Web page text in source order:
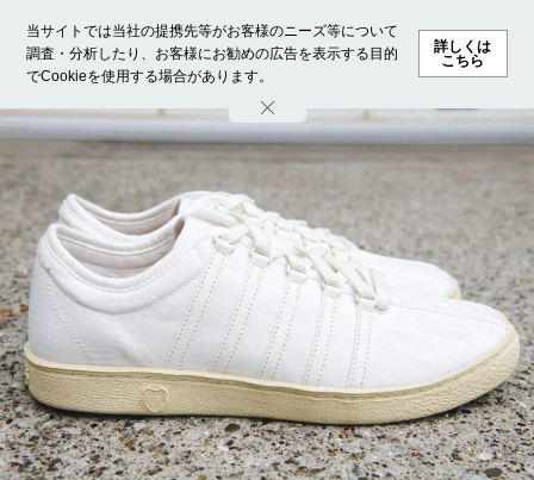
当サイトでは当社の提携先等がお客様のニーズ等について
調査・分析したり、お客様にお勧めの広告を表示する目的
でCookieを使用する場合があります。
詳しくは
こちら
ホーム モデル募集 ランキング ファッション ビューテ